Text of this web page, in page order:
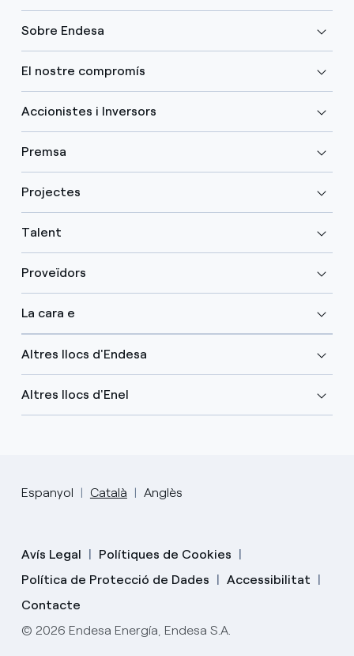
Sobre Endesa
El nostre compromís
Accionistes i Inversors
Premsa
Projectes
Talent
Proveïdors
La cara e
Altres llocs d'Endesa
Altres llocs d'Enel
Espanyol Català Anglès
Avís Legal
Polítiques de Cookies
Política de Protecció de Dades
Accessibilitat
Contacte
© 2026 Endesa Energía, Endesa S.A.